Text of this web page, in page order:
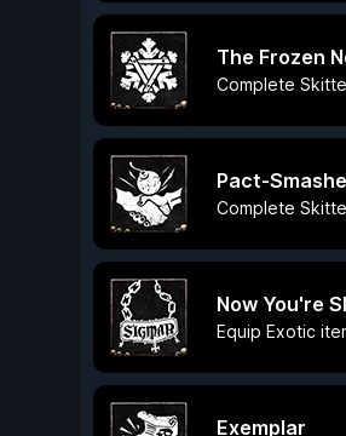
The Frozen
Complete
Pact-
Complete
Now You're
Equip Exotic
Exemplar